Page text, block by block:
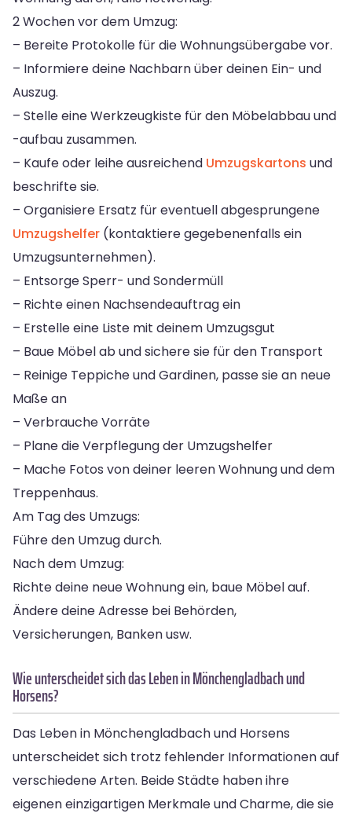
2 Wochen vor dem Umzug:
– Bereite Protokolle für die Wohnungsübergabe vor.
– Informiere deine Nachbarn über deinen Ein- und
Auszug.
– Stelle eine Werkzeugkiste für den Möbelabbau und
-aufbau zusammen.
– Kaufe oder leihe ausreichend Umzugskartons und
beschrifte sie.
– Organisiere Ersatz für eventuell abgesprungene
Umzugshelfer (kontaktiere gegebenenfalls ein
Umzugsunternehmen).
– Entsorge Sperr- und Sondermüll
– Richte einen Nachsendeauftrag ein
– Erstelle eine Liste mit deinem Umzugsgut
– Baue Möbel ab und sichere sie für den Transport
– Reinige Teppiche und Gardinen, passe sie an neue
Maße an
– Verbrauche Vorräte
– Plane die Verpflegung der Umzugshelfer
– Mache Fotos von deiner leeren Wohnung und dem
Treppenhaus.
Am Tag des Umzugs:
Führe den Umzug durch.
Nach dem Umzug:
Richte deine neue Wohnung ein, baue Möbel auf.
Ändere deine Adresse bei Behörden,
Versicherungen, Banken usw.
Wie unterscheidet sich das Leben in Mönchengladbach und
Horsens?
Das Leben in Mönchengladbach und Horsens
unterscheidet sich trotz fehlender Informationen auf
verschiedene Arten. Beide Städte haben ihre
eigenen einzigartigen Merkmale und Charme, die sie